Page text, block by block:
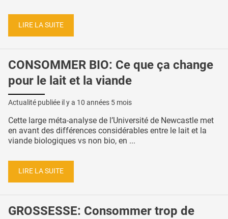
LIRE LA SUITE
CONSOMMER BIO: Ce que ça change
pour le lait et la viande
Actualité publiée il y a 10 années 5 mois
Cette large méta-analyse de l’Université de Newcastle met
en avant des différences considérables entre le lait et la
viande biologiques vs non bio, en ...
LIRE LA SUITE
GROSSESSE: Consommer trop de